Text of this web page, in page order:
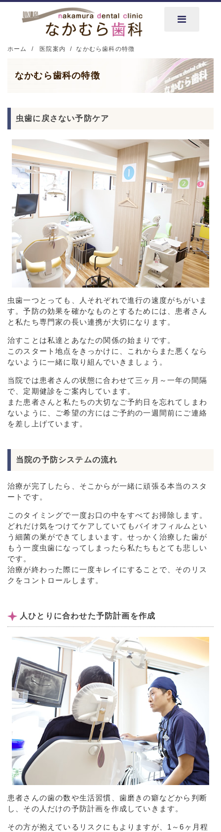
ホーム 医院案内 なかむら歯科の特徴
なかむら歯科の特徴
虫歯に戻さない予防ケア
虫歯一つとっても、人それぞれで進行の速度がちがいま
す。予防の効果を確かなものとするためには、患者さん
と私たち専門家の長い連携が大切になります。
治すことは私達とあなたの関係の始まりです。
このスタート地点をきっかけに、これからまた悪くなら
ないように一緒に取り組んでいきましょう。
当院では患者さんの状態に合わせて三ヶ月～一年の間隔
で、定期健診をご案内しています。
また患者さんと私たちの大切なご予約日を忘れてしまわ
ないように、ご希望の方にはご予約の一週間前にご連絡
を差し上げています。
当院の予防システムの流れ
治療が完了したら、そこからが一緒に頑張る本当のスタ
ートです。
このタイミングで一度お口の中をすべてお掃除します。
どれだけ気をつけてケアしていてもバイオフィルムとい
う細菌の巣ができてしまいます。せっかく治療した歯が
もう一度虫歯になってしまったら私たちもとても悲しい
です。
治療が終わった際に一度キレイにすることで、そのリス
クをコントロールします。
人ひとりに合わせた予防計画を作成
患者さんの歯の数や生活習慣、歯磨きの癖などから判断
し、その人だけの予防計画を作成していきます。
その方が抱えているリスクにもよりますが、1～6ヶ月程